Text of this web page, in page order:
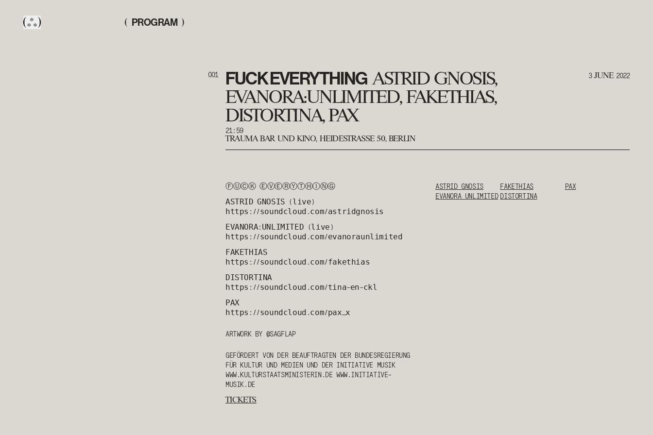
( PROGRAM )
001 FUCK EVERYTHING ASTRID GNOSIS,
EVANORA:UNLIMITED, FAKETHIAS,
DISTORTINA, PAX
3 JUNE 2022
21:59
TRAUMA BAR UND KINO, HEIDESTRASSE 50, BERLIN
ⒻⓊⒸⓀ ⒺⓋⒺⓇⓎⓉⒽⒾⓃⒼ
𝙰𝚂𝚃𝚁𝙸𝙳 𝙶𝙽𝙾𝚂𝙸𝚂 (𝚕𝚒𝚟𝚎)
𝚑𝚝𝚝𝚙𝚜://𝚜𝚘𝚞𝚗𝚍𝚌𝚕𝚘𝚞𝚍.𝚌𝚘𝚖/𝚊𝚜𝚝𝚛𝚒𝚍𝚐𝚗𝚘𝚜𝚒𝚜
𝙴𝚅𝙰𝙽𝙾𝚁𝙰:𝚄𝙽𝙻𝙸𝙼𝙸𝚃𝙴𝙳 (𝚕𝚒𝚟𝚎)
𝚑𝚝𝚝𝚙𝚜://𝚜𝚘𝚞𝚗𝚍𝚌𝚕𝚘𝚞𝚍.𝚌𝚘𝚖/𝚎𝚟𝚊𝚗𝚘𝚛𝚊𝚞𝚗𝚕𝚒𝚖𝚒𝚝𝚎𝚍
𝙵𝙰𝙺𝙴𝚃𝙷𝙸𝙰𝚂
𝚑𝚝𝚝𝚙𝚜://𝚜𝚘𝚞𝚗𝚍𝚌𝚕𝚘𝚞𝚍.𝚌𝚘𝚖/𝚏𝚊𝚔𝚎𝚝𝚑𝚒𝚊𝚜
𝙳𝙸𝚂𝚃𝙾𝚁𝚃𝙸𝙽𝙰
𝚑𝚝𝚝𝚙𝚜://𝚜𝚘𝚞𝚗𝚍𝚌𝚕𝚘𝚞𝚍.𝚌𝚘𝚖/𝚝𝚒𝚗𝚊-𝚎𝚗-𝚌𝚔𝚕
𝙿𝙰𝚇
𝚑𝚝𝚝𝚙𝚜://𝚜𝚘𝚞𝚗𝚍𝚌𝚕𝚘𝚞𝚍.𝚌𝚘𝚖/𝚙𝚊𝚡_𝚡
ARTWORK BY @SAGFLAP
GEFÖRDERT VON DER BEAUFTRAGTEN DER BUNDESREGIERUNG
FÜR KULTUR UND MEDIEN UND DER INITIATIVE MUSIK
WWW.KULTURSTAATSMINISTERIN.DE WWW.INITIATIVE-
MUSIK.DE
ASTRID GNOSIS
EVANORA UNLIMITED
FAKETHIAS
DISTORTINA
PAX
TICKETS